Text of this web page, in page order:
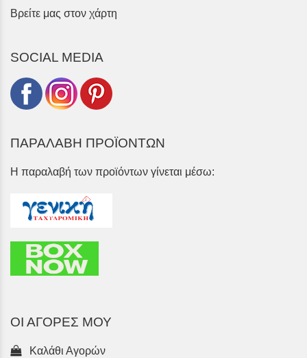
Βρείτε μας στον χάρτη
SOCIAL MEDIA
ΠΑΡΑΛΑΒΗ ΠΡΟΪΟΝΤΩΝ
Η παραλαβή των προϊόντων γίνεται μέσω:
ΟΙ ΑΓΟΡΕΣ ΜΟΥ
Καλάθι Αγορών